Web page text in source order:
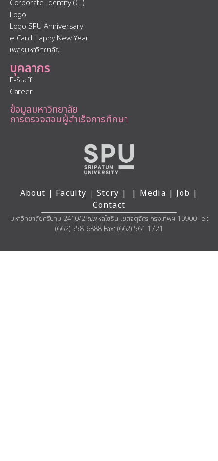
Corporate Identity (CI)
Logo
Logo SPU Anniversary
e-Card Happy New Year
เพลงมหาวิทยาลัย
บุคลากร
E-Staff
Career
ข้อมูลมหาวิทยาลัย
การตรวจสอบผู้สำเร็จการศึกษา
About | Faculty | Story | | Media | Job |
Contact
มหาวิทยาลัยศรีปทุม 2410/2 ถ.พหลโยธิน เขตจตุจักร กรุงเทพฯ 10900 Tel:
(662) 558-6888 Fax: (662) 561 1721